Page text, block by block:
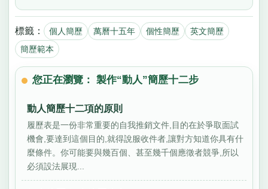
標籤： 個人簡歷 萬曆十五年 個性簡歷
英文簡歷
簡歷範本
您正在瀏覽： 製作“動人”簡歷十二步
動人簡歷十二項的原則
履歷表是一份非常重要的自我推銷文件,目的在於爭取面試
機會,要達到這個目的,就得說服收件者,讓對方知道你具有什
麼條件。你可能要與幾百個、甚至幾千個應徵者競爭,所以
必須設法展現...